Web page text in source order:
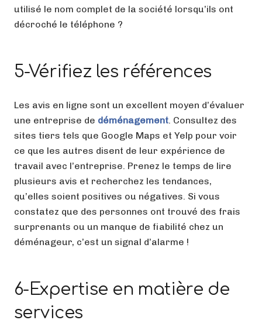
utilisé le nom complet de la société lorsqu’ils ont
décroché le téléphone ?
5-Vérifiez les références
Les avis en ligne sont un excellent moyen d’évaluer
une entreprise de déménagement . Consultez des
sites tiers tels que Google Maps et Yelp pour voir
ce que les autres disent de leur expérience de
travail avec l’entreprise. Prenez le temps de lire
plusieurs avis et recherchez les tendances,
qu’elles soient positives ou négatives. Si vous
constatez que des personnes ont trouvé des frais
surprenants ou un manque de fiabilité chez un
déménageur, c’est un signal d’alarme !
6-Expertise en matière de
services